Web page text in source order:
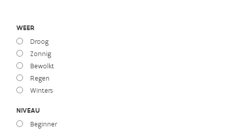
WEER
Droog
Zonnig
Bewolkt
Regen
Winters
NIVEAU
Beginner